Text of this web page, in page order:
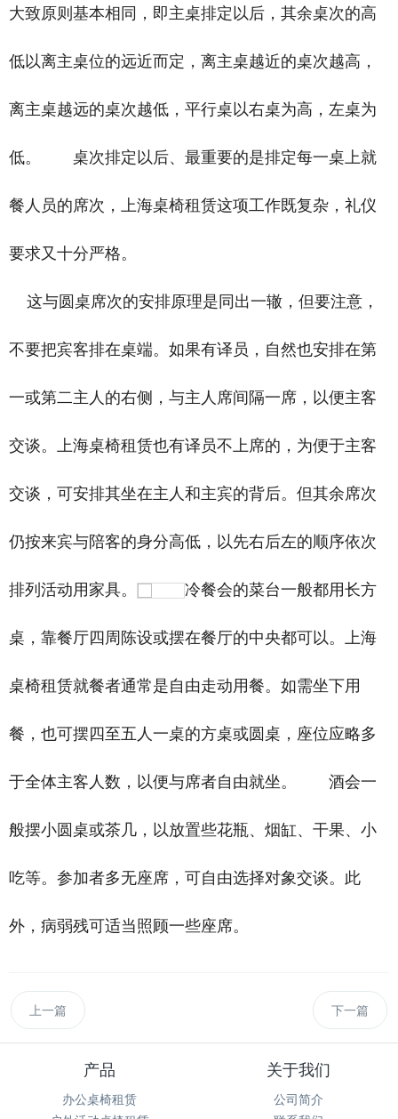
大致原则基本相同，即主桌排定以后，其余桌次的高
低以离主桌位的远近而定，离主桌越近的桌次越高，
离主桌越远的桌次越低，平行桌以右桌为高，左桌为
低。 桌次排定以后、最重要的是排定每一桌上就
餐人员的席次，上海桌椅租赁这项工作既复杂，礼仪
要求又十分严格。
这与圆桌席次的安排原理是同出一辙，但要注意，
不要把宾客排在桌端。如果有译员，自然也安排在第
一或第二主人的右侧，与主人席间隔一席，以便主客
交谈。上海桌椅租赁也有译员不上席的，为便于主客
交谈，可安排其坐在主人和主宾的背后。但其余席次
仍按来宾与陪客的身分高低，以先右后左的顺序依次
排列活动用家具。 冷餐会的菜台一般都用长方
桌，靠餐厅四周陈设或摆在餐厅的中央都可以。上海
桌椅租赁就餐者通常是自由走动用餐。如需坐下用
餐，也可摆四至五人一桌的方桌或圆桌，座位应略多
于全体主客人数，以便与席者自由就坐。 酒会一
般摆小圆桌或茶几，以放置些花瓶、烟缸、干果、小
吃等。参加者多无座席，可自由选择对象交谈。此
外，病弱残可适当照顾一些座席。
上一篇 下一篇
产品
办公桌椅租赁
关于我们
公司简介